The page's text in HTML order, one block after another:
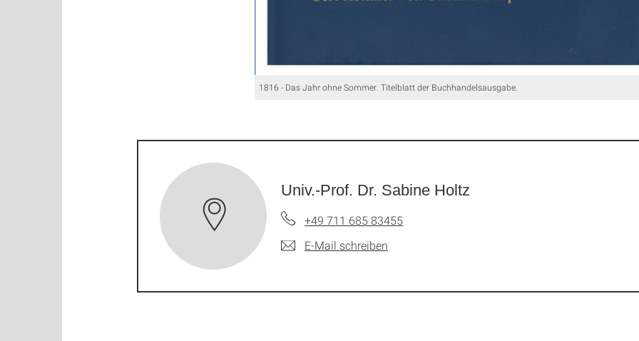
1816 - Das Jahr ohne Sommer. Titelblatt der Buchhandelsausgabe.
Univ.-Prof. Dr. Sabine Holtz
+49 711 685 83455
E-Mail schreiben